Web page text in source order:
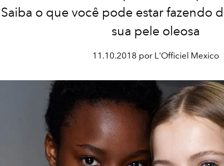
Saiba o que você pode estar fazendo
sua pele oleosa
11.10.2018 por L'Officiel Mexico